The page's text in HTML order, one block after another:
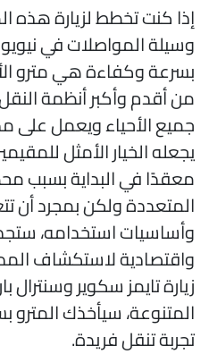
كنت تخطط لزيارة هذه
المواصلات في
وكفاءة هي مترو
أقدم وأكبر أنظمة النقل
الأحياء ويعمل على
الخيار الأمثل
في البداية بسبب
ولكن بمجرد أن
استخدامه، ستجد
لاستكشاف
تايمز سكوير وسنترال
سيأخذك المترو
تنقل فريدة.